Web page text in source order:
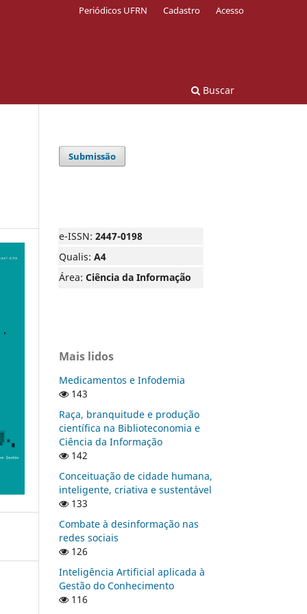
Buscar
Periódicos UFRN Cadastro Acesso
Submissão
e-ISSN: 2447-0198
Qualis: A4
Área: Ciência da Informação
Mais lidos
Medicamentos e Infodemia
143
Raça, branquitude e produção
científica na Biblioteconomia e
Ciência da Informação
142
Conceituação de cidade humana,
inteligente, criativa e sustentável
133
Combate à desinformação nas
redes sociais
126
Inteligência Artificial aplicada à
Gestão do Conhecimento
116